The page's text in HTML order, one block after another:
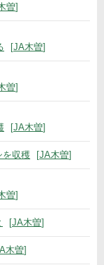
曽
JA木曽
曽
JA木曽
を収穫 JA木曽
曽
JA木曽
木曽